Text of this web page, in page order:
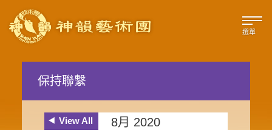
選單
保持聯繫
View All 8月 2020